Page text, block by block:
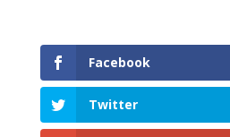
Facebook
Twitter